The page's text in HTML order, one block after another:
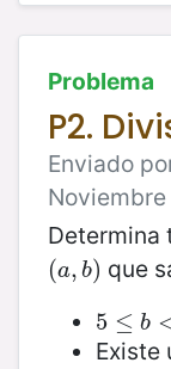
Problema
P2.
Enviado
Determina
(a, b)
(a,b) que
5 ≤ b
5 ≤b < a
Existe